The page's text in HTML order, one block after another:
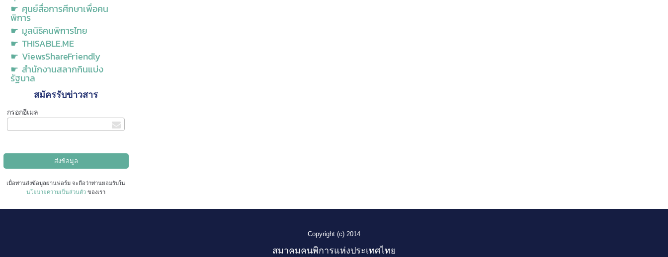
☛ ศุนย์สื่อการศีกษาเพื่อคน
พิการ
☛ มูลนิธิคนพิการไทย
☛ THISABLE.ME
☛ ViewsShareFriendly
☛ สำนักงานสลากกินแบ่ง
รัฐบาล
สมัครรับข่าวสาร
กรอกอีเมล
เมื่อท่านส่งข้อมูลผ่านฟอร์ม จะถือว่าท่านยอมรับใน
นโยบายความเป็นส่วนตัว ของเรา
Copyright (c) 2014
สมาคมคนพิการแห่งประเทศไทย